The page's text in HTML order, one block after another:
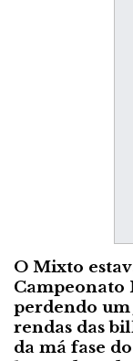
O Mixto
Campeonato
perdendo um
rendas das
da má fase